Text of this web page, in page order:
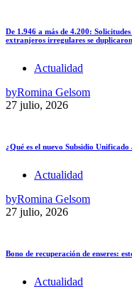
De 1.946 a más de 4.200:
extranjeros irregulares se
Actualidad
byRomina Gelsom
27 julio, 2026
¿Qué es el nuevo Subsidio
Actualidad
byRomina Gelsom
27 julio, 2026
Bono de recuperación de enseres:
Actualidad